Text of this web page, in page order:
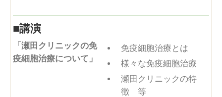
■講演
「瀬田クリニックの免
疫細胞治療について」
免疫細胞治療とは
様々な免疫細胞治療
瀬田クリニックの特
徴 等